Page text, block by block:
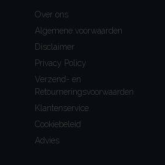
Over ons
Algemene voorwaarden
Disclaimer
Privacy Policy
Verzend- en
Retourneringsvoorwaarden
Klantenservice
Cookiebeleid
Advies